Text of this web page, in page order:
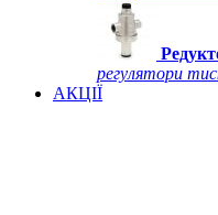
регулятори
АКЦІЇ